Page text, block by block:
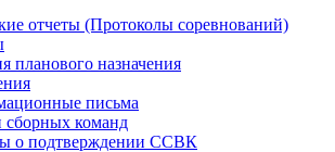
отчеты (Протоколы соревнований)
планового назначения
письма
сборных команд
о подтверждении ССВК